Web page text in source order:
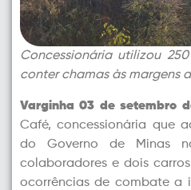
Concessionária utilizou
conter chamas às margens
Varginha 03 de setembro
Café, concessionária que
do Governo de Minas
colaboradores e dois
ocorrências de combate a